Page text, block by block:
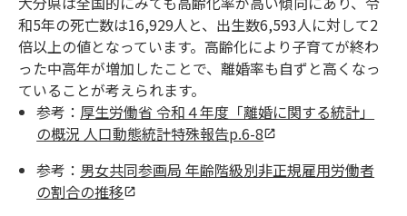
和5年の死亡数は16,929人と、出生数6,593人に対して2
倍以上の値となっています。高齢化により子育てが終わ
った中高年が増加したことで、離婚率も自ずと高くなっ
ていることが考えられます。
参考： 厚生労働省 令和４年度「離婚に関する統計」
の概況 人口動態統計特殊報告p.6-8
参考： 男女共同参画局 年齢階級別非正規雇用労働者
の割合の推移